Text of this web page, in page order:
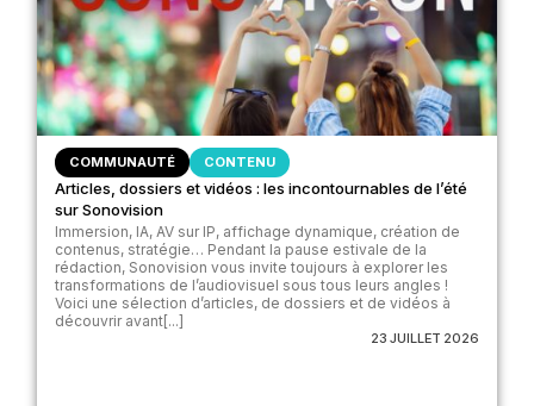
COMMUNAUTÉ CONTENU
Articles, dossiers et vidéos : les incontournables de l’été
sur Sonovision
Immersion, IA, AV sur IP, affichage dynamique, création de
contenus, stratégie… Pendant la pause estivale de la
rédaction, Sonovision vous invite toujours à explorer les
transformations de l’audiovisuel sous tous leurs angles !
Voici une sélection d’articles, de dossiers et de vidéos à
découvrir avant[...]
23 JUILLET 2026